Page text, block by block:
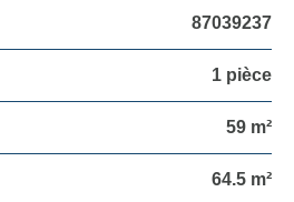
87039237
1 pièce
59 m²
64.5 m²